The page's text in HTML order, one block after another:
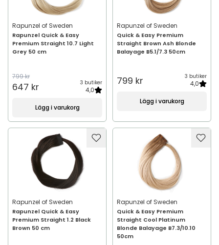
Rapunzel of Sweden
Rapunzel Quick & Easy
Premium Straight 10.7 Light
Grey 50 cm
799 kr
647 kr 3 butiker
4,0
Lägg i varukorg
Rapunzel of Sweden
Quick & Easy Premium
Straight Brown Ash Blonde
Balayage B5.1/7.3 50cm
799 kr 3 butiker
4,0
Lägg i varukorg
Rapunzel of Sweden
Rapunzel Quick & Easy
Premium Straight 1.2 Black
Brown 50 cm
Rapunzel of Sweden
Quick & Easy Premium
Straight Cool Platinum
Blonde Balayage B7.3/10.10
50cm